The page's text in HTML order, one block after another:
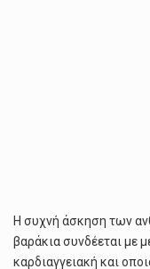
Η συχνή άσκηση των
βαράκια συνδέεται με
καρδιαγγειακή και